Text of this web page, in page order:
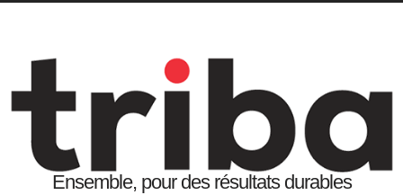
Ensemble, pour des résultats durables